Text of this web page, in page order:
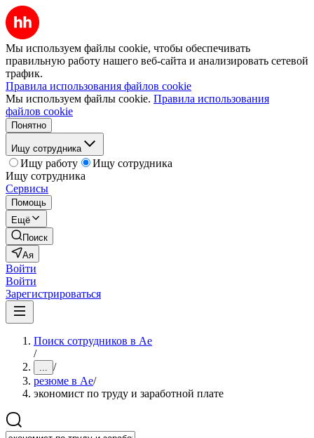
Мы используем файлы cookie, чтобы обеспечивать
правильную работу нашего веб-сайта и анализировать сетевой
трафик.
Правила использования файлов cookie
Мы используем файлы cookie. Правила использования
файлов cookie
Понятно
Ищу сотрудника
Ищу работу
Ищу сотрудника
Ищу сотрудника
Сервисы
Помощь
Ещё
Поиск
Ая
Войти
Войти
Зарегистрироваться
Поиск сотрудников в Ае
/
... /
резюме в Ае/
экономист по труду и заработной плате